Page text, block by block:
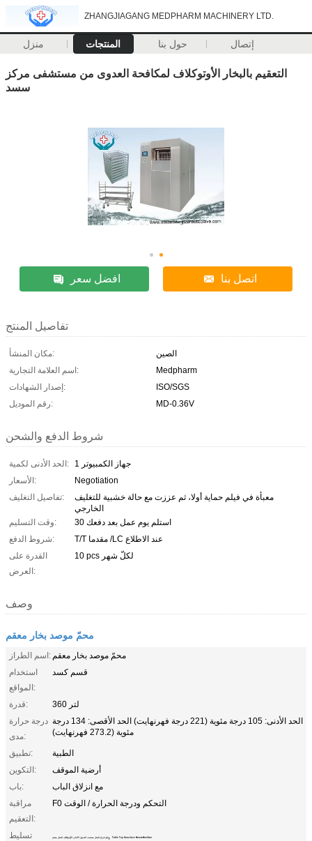
ZHANGJIAGANG MEDPHARM MACHINERY LTD.
منزل المنتجات حول بنا إتصال
التعقيم بالبخار الأوتوكلاف لمكافحة العدوى من مستشفى مركز
سسد
افضل سعر اتصل بنا
تفاصيل المنتج
مكان المنشأ:
الصين
اسم العلامة التجارية:
Medpharm
إصدار الشهادات:
ISO/SGS
رقم الموديل:
MD-0.36V
شروط الدفع والشحن
الحد الأدنى لكمية:
1 جهاز الكمبيوتر
الأسعار:
Negotiation
تفاصيل التغليف:
معبأة في فيلم حماية أولا، ثم عززت مع حالة خشبية للتغليف
الخارجي
وقت التسليم:
30 استلم يوم عمل بعد دفعك
شروط الدفع:
T/T مقدما /LC عند الاطلاع
القدرة على
العرض:
10 pcs لكلّ شهر
وصف
محمّ موصد بخار معقم
اسم الطراز: محمّ موصد بخار معقم
استخدام
المواقع:
قسم كسد
قدرة:
360 لتر
درجة حرارة
مدى:
الحد الأدنى: 105 درجة مئوية (221 درجة فهرنهايت) الحد الأقصى: 134 درجة
مئوية (273.2 فهرنهايت)
تطبيق:
الطبية
التكوين:
أرضية الموقف
باب:
مع انزلاق الباب
مراقبة
التعقيم:
F0 التحكم ودرجة الحرارة / الوقت
تسليط
قبل فراغ البخار معقمة، الجدول الأعلى الأوتوكلاف البخار معقم, Table Top Autoclave Steam Sterilizer